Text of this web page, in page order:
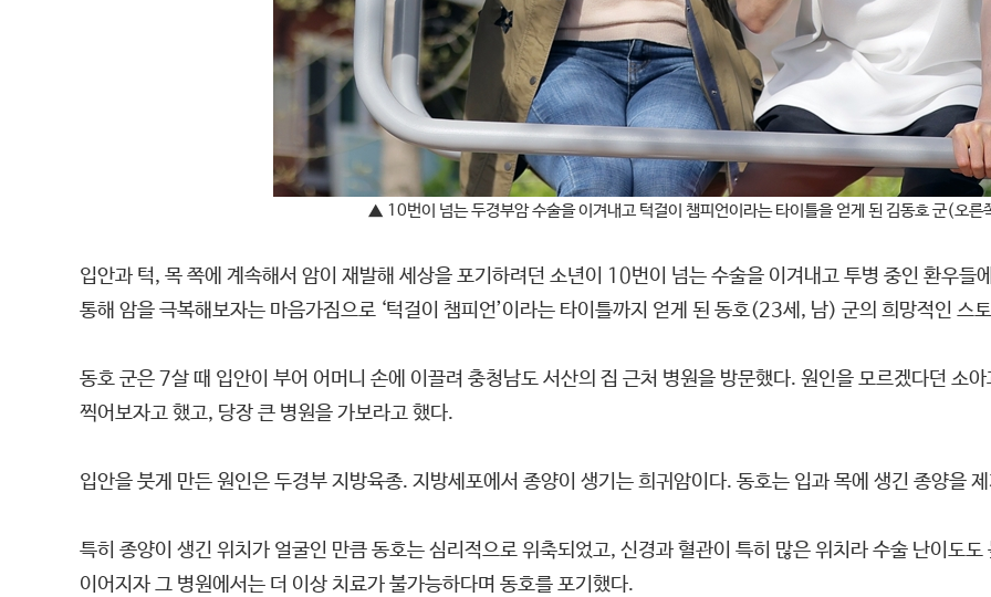
▲ 10번이 넘는 두경부암 수술을 이겨내고 턱걸이 챔피언이라는 타이틀을 얻게 된 김동호 군(오른
입안과 턱, 목 쪽에 계속해서 암이 재발해 세상을 포기하려던 소년이 10번이 넘는 수술을 이겨내고 투병 중인 환우들
통해 암을 극복해보자는 마음가짐으로 ‘턱걸이 챔피언’이라는 타이틀까지 얻게 된 동호(23세, 남) 군의 희망적인 스
동호 군은 7살 때 입안이 부어 어머니 손에 이끌려 충청남도 서산의 집 근처 병원을 방문했다. 원인을 모르겠다던 소
찍어보자고 했고, 당장 큰 병원을 가보라고 했다.
입안을 붓게 만든 원인은 두경부 지방육종. 지방세포에서 종양이 생기는 희귀암이다. 동호는 입과 목에 생긴 종양을
특히 종양이 생긴 위치가 얼굴인 만큼 동호는 심리적으로 위축되었고, 신경과 혈관이 특히 많은 위치라 수술 난이도
이어지자 그 병원에서는 더 이상 치료가 불가능하다며 동호를 포기했다.